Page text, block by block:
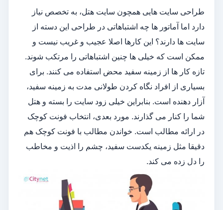
طراحی سایت هایی همچون سایت هتل، به تخصص نیاز
دارد اما آماتور ها چه اشتباهاتی در طراحی این دسته از
سایت ها دارند؟ این کارها اصلا عجیب و غریب نیست و
ممکن است که خیلی ها چنین اشتباهاتی را مرتکب شوند.
تازه کار ها از زمینه سفید محض استفاده می کنند. برای
بسیاری از افراد نگاه کردن طولانی مدت به زمینه سفید،
آزار دهنده است. بنابراین خیلی زود سایت را بسته و هتل
شما را کنار می گذارند. مورد بعدی، انتخاب فونت کوچک
در ارائه مطالب است. خواندن مطالب با فونت کوچک هم
دقیقا مثل زمینه یکدست سفید، چشم را اذیت و مخاطب
را دل زده می کند.